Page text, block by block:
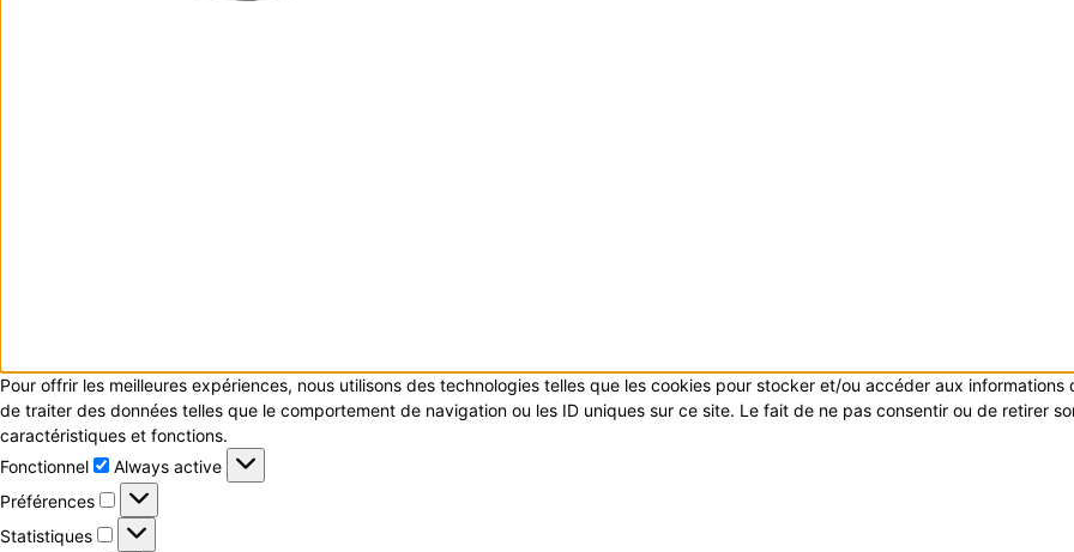
Pour offrir les meilleures expériences, nous utilisons des technologies telles que les cookies pour stocker et/ou accéder aux
de traiter des données telles que le comportement de navigation ou les ID uniques sur ce site. Le fait de ne pas consentir ou de retirer
caractéristiques et fonctions.
Fonctionnel
Fonctionnel
Always active
Préférences
Préférences
Statistiques
Statistiques